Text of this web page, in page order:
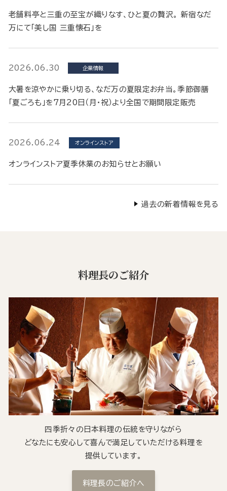
老舗料亭と三重の至宝が織りなす、ひと夏の贅沢。 新宿なだ
万にて「美し国 三重懐石」を
2026.06.30 企業情報
大暑を涼やかに乗り切る、なだ万の夏限定お弁当。季節御膳
「夏ごろも」を7月20日（月・祝）より全国で期間限定販売
2026.06.24 オンラインストア
オンラインストア夏季休業のお知らせとお願い
過去の新着情報を見る
料理長のご紹介
四季折々の日本料理の伝統を守りながら
どなたにも安心して喜んで満足していただける料理を
提供しています。
料理長のご紹介へ